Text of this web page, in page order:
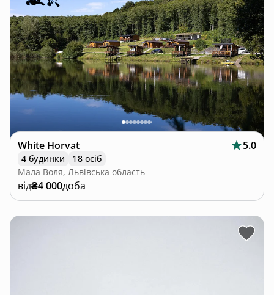
White Horvat 5.0
4 будинки
18 осіб
Мала Воля, Львівська область
від₴4 000доба